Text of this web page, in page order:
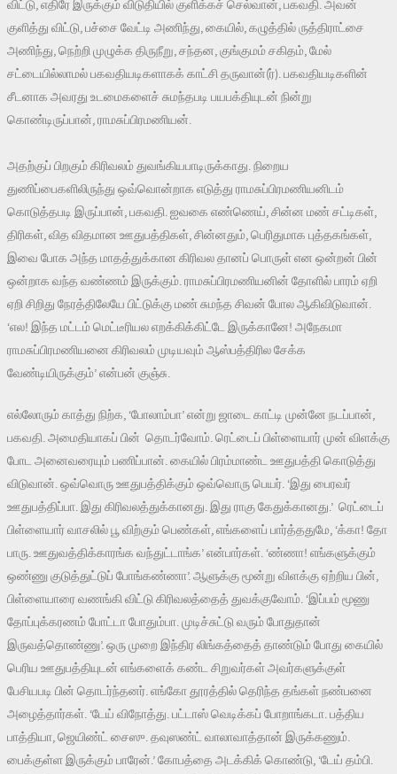
விட்டு, எதிரே இருக்கும் விடுதியில் குளிக்கச் செல்வான், பகவதி. அவன்
குளித்து விட்டு, பச்சை வேட்டி அணிந்து, கையில், கழுத்தில் ருத்திராட்சை
அணிந்து, நெற்றி முழுக்க திருநீறு, சந்தன, குங்குமம் சகிதம், மேல்
சட்டையில்லாமல் பகவதியடிகளாகக் காட்சி தருவான்(ர்). பகவதியடிகளின்
சீடனாக அவரது உடமைகளைச் சுமந்தபடி பயபக்தியுடன் நின்று
கொண்டிருப்பான், ராமசுப்பிரமணியன்.
அதற்குப் பிறகும் கிரிவலம் துவங்கியபாடிருக்காது. நிறைய
துணிப்பைகளிலிருந்து ஒவ்வொன்றாக எடுத்து ராமசுப்பிரமணியனிடம்
கொடுத்தபடி இருப்பான், பகவதி. ஐவகை எண்ணெய், சின்ன மண் சட்டிகள்,
திரிகள், வித விதமான ஊதுபத்திகள், சின்னதும், பெரிதுமாக புத்தகங்கள்,
இவை போக அந்த மாதத்துக்கான கிரிவல தானப் பொருள் என ஒன்றன் பின்
ஒன்றாக வந்த வண்ணம் இருக்கும். ராமசுப்பிரமணியனின் தோளில் பாரம் ஏறி
ஏறி சிறிது நேரத்திலேயே பிட்டுக்கு மண் சுமந்த சிவன் போல ஆகிவிடுவான்.
‘எல! இந்த மட்டம் மெட்டீரியல எறக்கிக்கிட்டே இருக்கானே! அநேகமா
ராமசுப்பிரமணியனை கிரிவலம் முடியவும் ஆஸ்பத்திரில சேக்க
வேண்டியிருக்கும்’ என்பன் குஞ்சு.
எல்லோரும் காத்து நிற்க, ‘போலாம்பா’ என்று ஜாடை காட்டி முன்னே நடப்பான்,
பகவதி. அமைதியாகப் பின் தொடர்வோம். ரெட்டைப் பிள்ளையார் முன் விளக்கு
போட அனைவரையும் பணிப்பான். கையில் பிரம்மாண்ட ஊதுபத்தி கொடுத்து
விடுவான். ஒவ்வொரு ஊதுபத்திக்கும் ஒவ்வொரு பெயர். ‘இது பைரவர்
ஊதுபத்திப்பா. இது கிரிவலத்துக்கானது. இது ராகு கேதுக்கானது.’ ரெட்டைப்
பிள்ளையார் வாசலில் பூ விற்கும் பெண்கள், எங்களைப் பார்த்ததுமே, ‘க்கா! தோ
பாரு. ஊதுவத்திக்காரங்க வந்துட்டாங்க’ என்பார்கள். ‘ண்ணா! எங்களுக்கும்
ஒண்ணு குடுத்துட்டுப் போங்கண்ணா’. ஆளுக்கு மூன்று விளக்கு ஏற்றிய பின்,
பிள்ளையாரை வணங்கி விட்டு கிரிவலத்தைத் துவக்குவோம். ‘இப்பம் மூணு
தோப்புக்கரணம் போட்டா போதும்பா. முடிச்சுட்டு வரும் போதுதான்
இருவத்தொண்ணு’. ஒரு முறை இந்திர லிங்கத்தைத் தாண்டும் போது கையில்
பெரிய ஊதுபத்தியுடன் எங்களைக் கண்ட சிறுவர்கள் அவர்களுக்குள்
பேசியபடி பின் தொடர்ந்தனர். எங்கோ தூரத்தில் தெரிந்த தங்கள் நண்பனை
அழைத்தார்கள். ‘டேய் விநோத்து. பட்டாஸ் வெடிக்கப் போறாங்கடா. பத்திய
பாத்தியா, ஜெயிண்ட் சைஸு. தவுஸண்ட் வாலாவாத்தான் இருக்கணும்.
பைக்குள்ள இருக்கும் பாரேன்.’ கோபத்தை அடக்கிக் கொண்டு, ‘டேய் தம்பி.